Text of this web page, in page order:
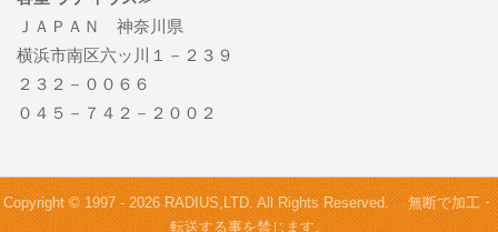
ＪＡＰＡＮ 神奈川県
横浜市南区六ッ川１－２３９
２３２－００６６
０４５－７４２－２００２
Copyright © 1997 - 2026 RADIUS,LTD. All Rights Reserved. 無断で加工・
転送する事を禁じます。